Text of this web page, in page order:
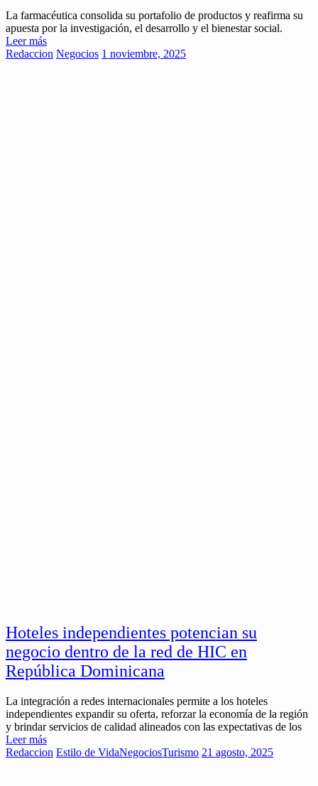
La farmacéutica consolida su portafolio de productos y reafirma su
apuesta por la investigación, el desarrollo y el bienestar social.
Leer más
Redaccion Negocios 1 noviembre, 2025
Hoteles independientes potencian su
negocio dentro de la red de HIC en
República Dominicana
La integración a redes internacionales permite a los hoteles
independientes expandir su oferta, reforzar la economía de la región
y brindar servicios de calidad alineados con las expectativas de los
Leer más
Redaccion Estilo de VidaNegociosTurismo 21 agosto, 2025